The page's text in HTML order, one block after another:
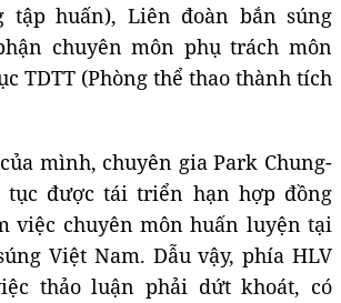
tập huấn), Liên đoàn bắn súng
chuyên môn phụ trách môn
TDTT (Phòng thể thao thành tích
mình, chuyên gia Park Chung-
tục được tái triển hạn hợp đồng
việc chuyên môn huấn luyện tại
Việt Nam. Dẫu vậy, phía HLV
thảo luận phải dứt khoát, có